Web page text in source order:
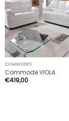
COMMODES
Commode VIOLA
€419,00